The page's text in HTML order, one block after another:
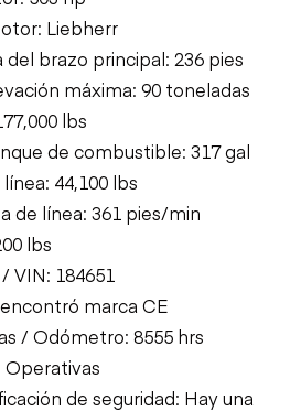
Liebherr
brazo principal: 236 pies
máxima: 90 toneladas
lbs
de combustible: 317 gal
44,100 lbs
de línea: 361 pies/min
lbs
VIN: 184651
marca CE
/ Odómetro: 8555 hrs
Operativas
de seguridad: Hay una